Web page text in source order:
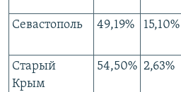
Севастополь 49,19% 15,10%
Старый
Крым
54,50% 2,63%